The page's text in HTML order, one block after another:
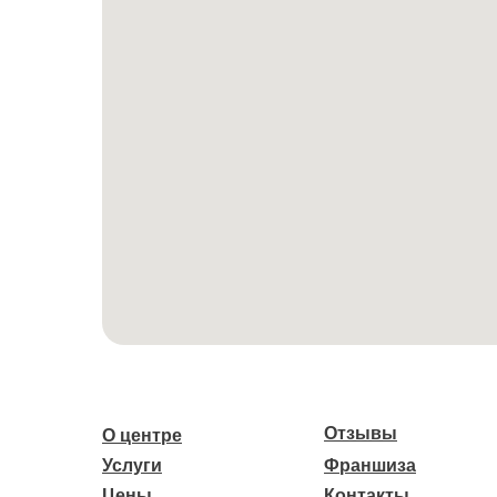
О центре
Услуги
Франшиза
Отзывы